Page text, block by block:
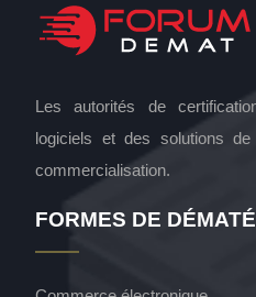
Les autorités de
logiciels et des solutions
commercialisation.
FORMES DE